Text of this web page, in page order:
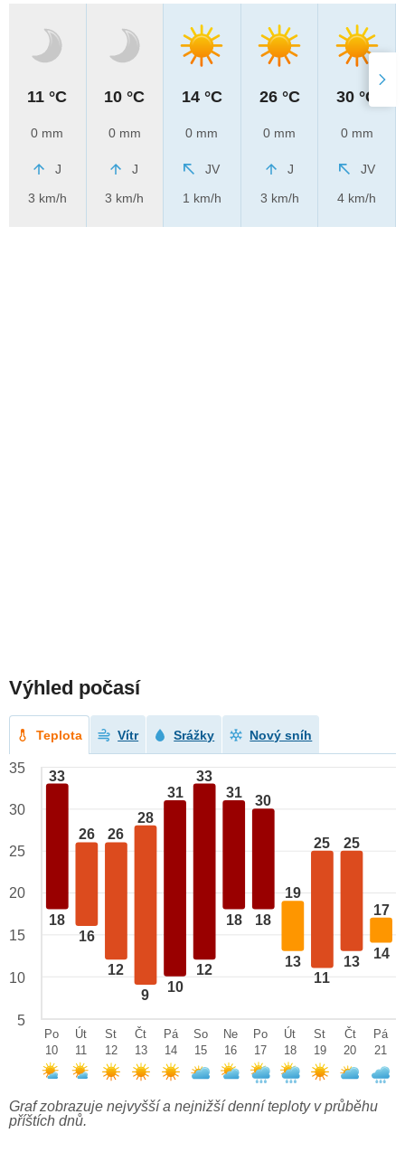
11 °C
0 mm
J
3 km/h
10 °C
0 mm
J
3 km/h
14 °C
0 mm
JV
1 km/h
26 °C
0 mm
J
3 km/h
30 °C
0 mm
JV
4 km/h
Výhled počasí
Teplota Vítr Srážky Nový sníh
33
18
26
16
26
12
28
9
31
10
33
12
31
18
30
18
19
13
25
11
25
13
17
14
35
30
25
20
15
10
5
Po
10
Út
11
St
12
Čt
13
Pá
14
So
15
Ne
16
Po
17
Út
18
St
19
Čt
20
Pá
21
Graf zobrazuje nejvyšší a nejnižší denní teploty v průběhu
příštích dnů.